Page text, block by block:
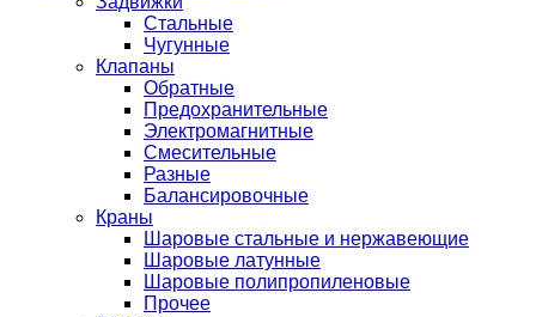
Стальные
Чугунные
Клапаны
Обратные
Предохранительные
Электромагнитные
Смесительные
Разные
Балансировочные
Краны
Шаровые стальные и нержавеющие
Шаровые латунные
Шаровые полипропиленовые
Прочее